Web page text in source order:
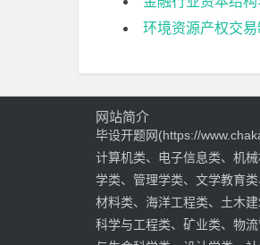
环境资源产权交
网站简介
毕设开题网(https://
计算机类、电子信息类、机
学类、管理学类、文学教育类
材料类、海洋工程类、土木
科学与工程类、矿业类、物